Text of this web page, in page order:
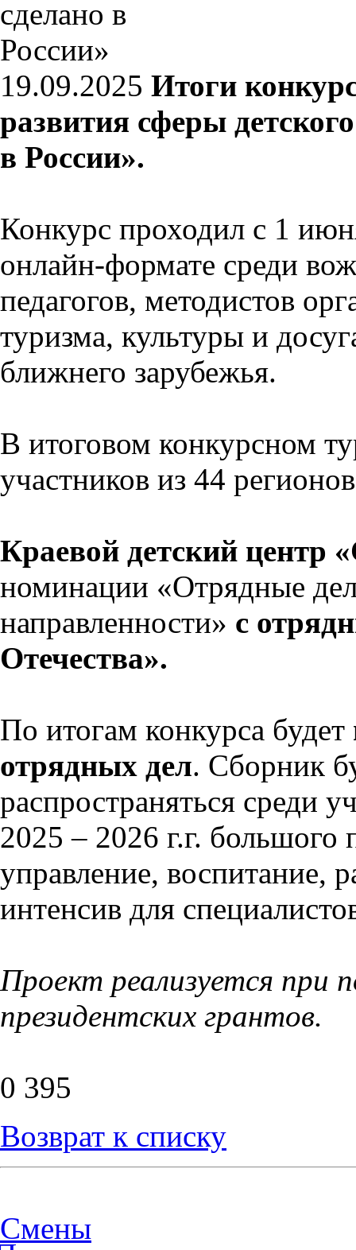
19.09.2025 Итоги
развития сферы
в России».
Конкурс проходил с 1
онлайн-формате среди
педагогов, методистов
туризма, культуры и
ближнего зарубежья.
В итоговом конкурсном
участников из 44
Краевой детский центр
номинации «Отрядные
направленности» с
Отечества».
По итогам конкурса будет
отрядных дел. Сборник
распространяться среди
2025 – 2026 г.г.
управление, воспитание,
интенсив для
Проект реализуется при
президентских грантов.
0 395
Возврат к списку
Смены